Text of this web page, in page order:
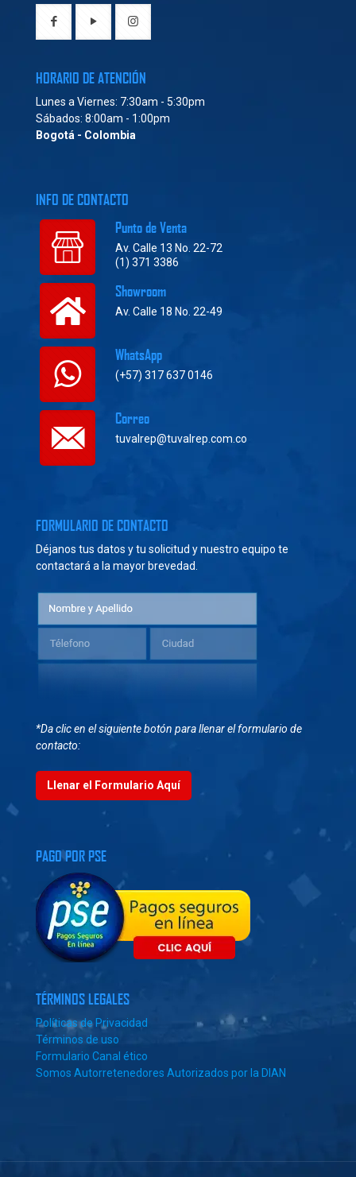
HORARIO DE ATENCIÓN
Lunes a Viernes: 7:30am - 5:30pm
Sábados: 8:00am - 1:00pm
Bogotá - Colombia
INFO DE CONTACTO
Punto de Venta
Av. Calle 13 No. 22-72
(1) 371 3386
Showroom
Av. Calle 18 No. 22-49
WhatsApp
(+57) 317 637 0146
Correo
tuvalrep@tuvalrep.com.co
FORMULARIO DE CONTACTO
Déjanos tus datos y tu solicitud y nuestro equipo te
contactará a la mayor brevedad.
*Da clic en el siguiente botón para llenar el formulario de
contacto:
Llenar el Formulario Aquí
PAGO POR PSE
TÉRMINOS LEGALES
Políticas de Privacidad
Términos de uso
Formulario Canal ético
Somos Autorretenedores Autorizados por la DIAN